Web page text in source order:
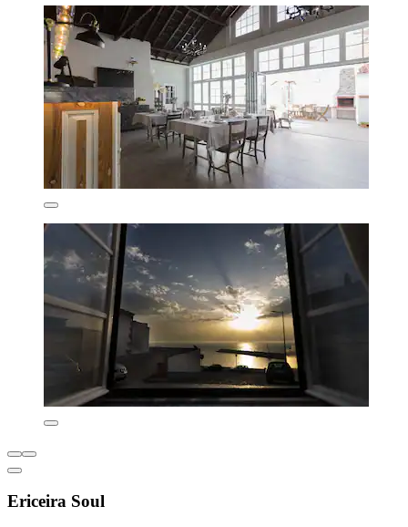
Ericeira Soul